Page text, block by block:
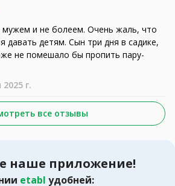
и не болеем. Очень жаль, что
давать детям. Сын три дня в садике,
не помешало бы пропить пару-
г.
все отзывы
наше приложение!
etabl удобней: